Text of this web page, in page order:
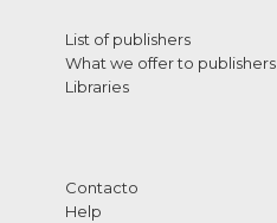
List of publishers
What we offer to publishers
Libraries
Contacto
Help